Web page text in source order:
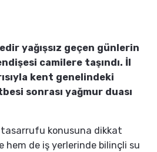
yağışsız geçen günlerin
camilere taşındı. İl
kent genelindeki
sonrası yağmur duası
konusuna dikkat
hem de iş yerlerinde bilinçli su